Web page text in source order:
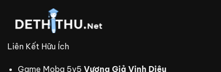
Liên Kết Hữu Ích
Game Moba 5v5 Vương Giả Vinh Diệu